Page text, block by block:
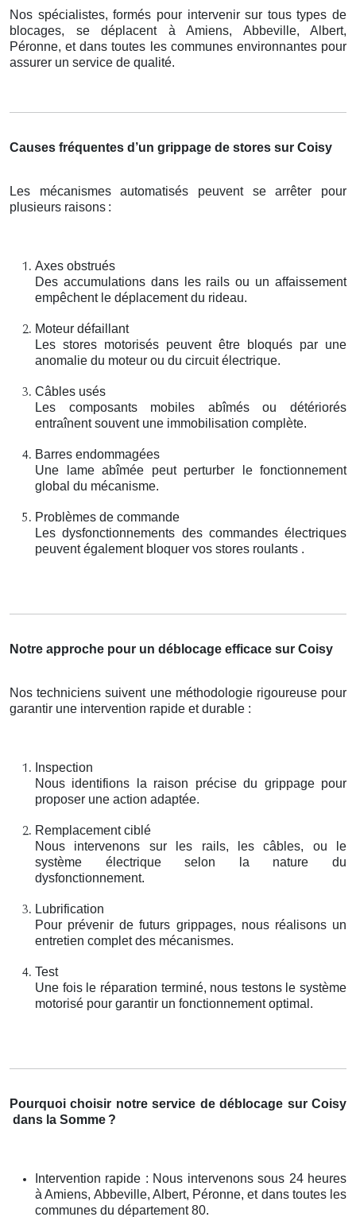
Nos spécialistes, formés pour intervenir sur tous types de
blocages, se déplacent à Amiens, Abbeville, Albert,
Péronne, et dans toutes les communes environnantes pour
assurer un service de qualité.
Causes fréquentes d’un grippage de stores sur Coisy
Les mécanismes automatisés peuvent se arrêter pour
plusieurs raisons :
Axes obstrués
Des accumulations dans les rails ou un affaissement
empêchent le déplacement du rideau.
Moteur défaillant
Les stores motorisés peuvent être bloqués par une
anomalie du moteur ou du circuit électrique.
Câbles usés
Les composants mobiles abîmés ou détériorés
entraînent souvent une immobilisation complète.
Barres endommagées
Une lame abîmée peut perturber le fonctionnement
global du mécanisme.
Problèmes de commande
Les dysfonctionnements des commandes électriques
peuvent également bloquer vos stores roulants .
Notre approche pour un déblocage efficace sur Coisy
Nos techniciens suivent une méthodologie rigoureuse pour
garantir une intervention rapide et durable :
Inspection
Nous identifions la raison précise du grippage pour
proposer une action adaptée.
Remplacement ciblé
Nous intervenons sur les rails, les câbles, ou le
système électrique selon la nature du
dysfonctionnement.
Lubrification
Pour prévenir de futurs grippages, nous réalisons un
entretien complet des mécanismes.
Test
Une fois le réparation terminé, nous testons le système
motorisé pour garantir un fonctionnement optimal.
Pourquoi choisir notre service de déblocage sur Coisy
dans la Somme ?
Intervention rapide : Nous intervenons sous 24 heures
à Amiens, Abbeville, Albert, Péronne, et dans toutes les
communes du département 80.